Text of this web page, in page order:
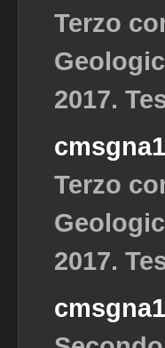
Terzo
2017.
Terzo
2017.